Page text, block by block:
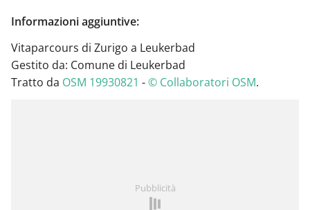
Informazioni aggiuntive:
Vitaparcours di Zurigo a Leukerbad
Gestito da: Comune di Leukerbad
Tratto da OSM 19930821 -© Collaboratori OSM.
Pubblicità